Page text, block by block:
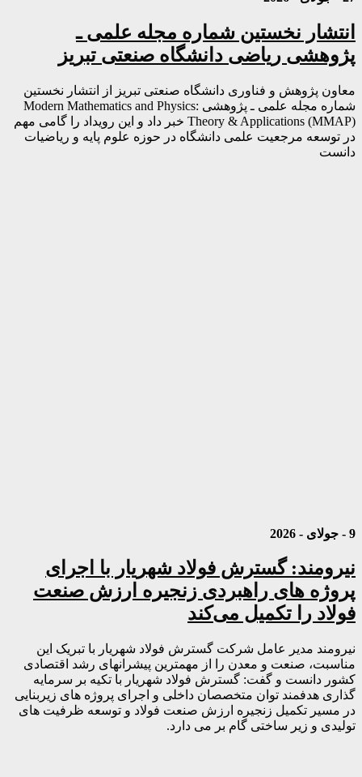
انتشار نخستین شماره مجله علمی ـ
پژوهشی ریاضی دانشگاه صنعتی تبریز
معاون پژوهش و فناوری دانشگاه صنعتی تبریز از انتشار نخستین
شماره مجله علمی ـ پژوهشی Modern Mathematics and Physics:
Theory & Applications (MMAP) خبر داد و این رویداد را گامی مهم
در توسعه مرجعیت علمی دانشگاه در حوزه علوم پایه و ریاضیات
دانست
9 - جولای - 2026
نیرومند: گسترش فولاد شهریار با اجرای
پروژه های راهبردی زنجیره ارزش صنعت
فولاد را تکمیل می‌کند
نیرومند مدیر عامل شرکت گسترش فولاد شهریار با تبریک این
مناسبت، صنعت و معدن را از مهمترین پیشرانهای رشد اقتصادی
کشور دانست و گفت: گسترش فولاد شهریار با تکیه بر سرمایه
گذاری هدفمند توان متخصصان داخلی و اجرای پروژه های زیربنایی
در مسیر تکمیل زنجیره ارزش صنعت فولاد و توسعه ظرفیت های
تولیدی و زیر ساختی گام بر می دارد.